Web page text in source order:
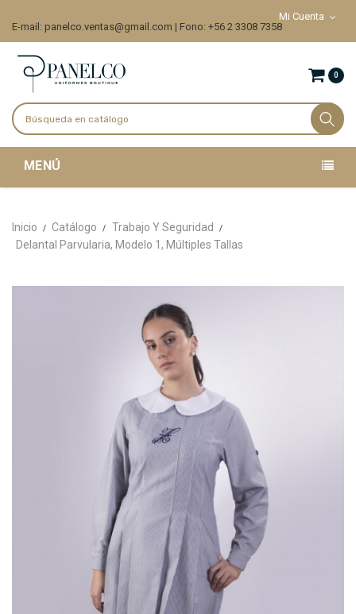
Mi Cuenta
E-mail: panelco.ventas@gmail.com | Fono: +56 2 3308 7358
0
MENÚ
Inicio Catálogo
Trabajo Y Seguridad
Delantal Parvularia, Modelo 1, Múltiples Tallas